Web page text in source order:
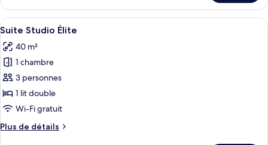
Familiale
le
type
de
Chambre
Triple
Afficher
toutes
les
photos
pour
ce
type
chambre :
Une chambre d’hôtel avec un
5
Suite Studio Élite
40 m²
1 chambre
3 personnes
1 lit double
Wi-Fi gratuit
Plus de détails
Plus